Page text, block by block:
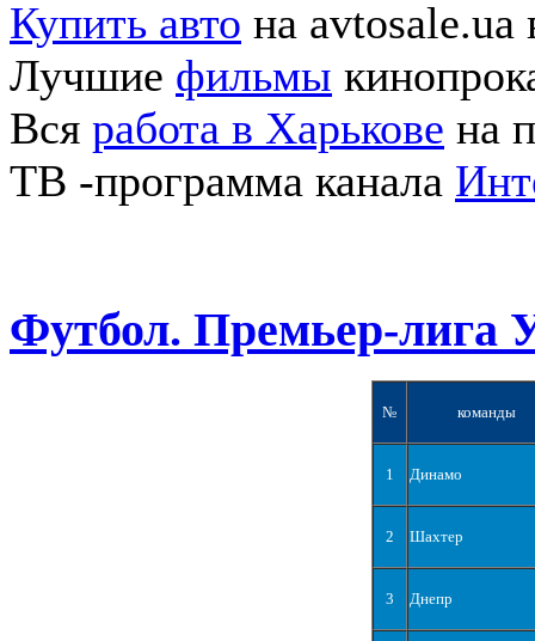
Купить авто на avtosale.ua
Лучшие фильмы
Вся работа в Харькове на
ТВ -программа канала
Футбол. Премьер-лига
№ команды
1 Динамо
2 Шахтер
3 Днепр